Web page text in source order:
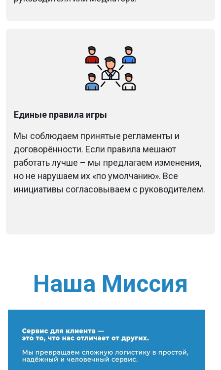
Единые правила игры
Мы соблюдаем принятые регламенты и
договорённости. Если правила мешают
работать лучше – мы предлагаем изменения,
но не нарушаем их «по умолчанию». Все
инициативы согласовываем с руководителем.
Наша Миссия